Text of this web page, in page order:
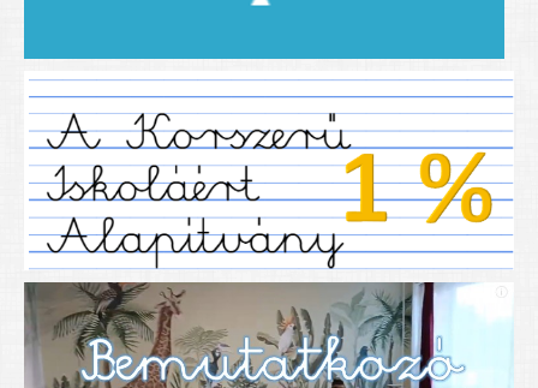
Pályázataink
SIHU
EFOP 325
TÁMOP
TIOP
Határtalanul
Névadónk